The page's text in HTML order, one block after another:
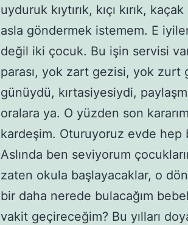
uyduruk kıytırık, kıçı kırık,
asla göndermek istemem. E
değil iki çocuk. Bu işin servisi
parası, yok zart gezisi, yok
günüydü, kırtasiyesiydi,
oralara ya. O yüzden son
kardeşim. Oturuyoruz evde hep
Aslında ben seviyorum
zaten okula başlayacaklar, o
bir daha nerede bulacağım
vakit geçireceğim? Bu yılları